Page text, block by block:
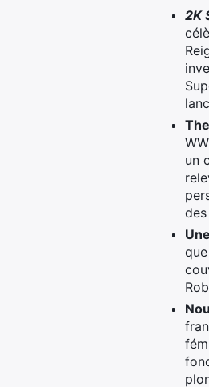
2K
un